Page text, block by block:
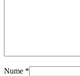
Nume *